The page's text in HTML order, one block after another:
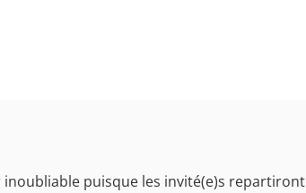
puisque les invité(e)s repartiront